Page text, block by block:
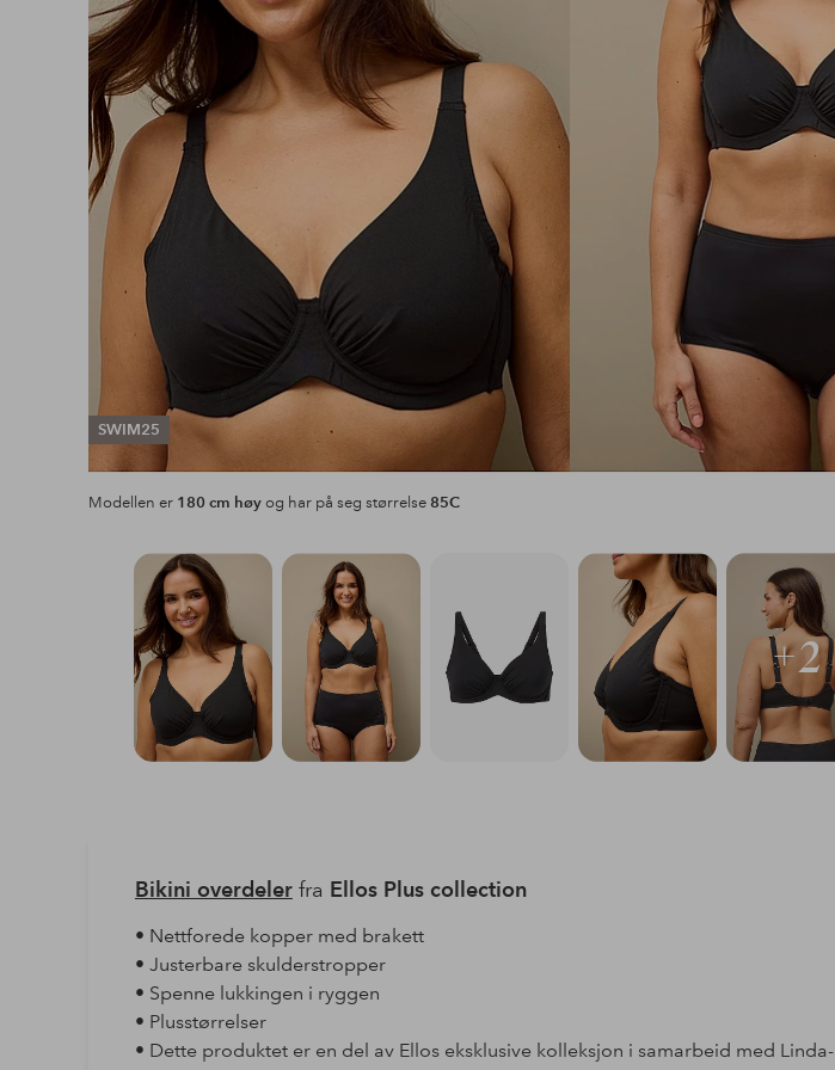
SWIM25
Modellen er 180 cm høyog har på seg størrelse85C
+2
Bikini overdelerfra Ellos Plus collection
• Nettforede kopper med brakett
• Justerbare skulderstropper
• Spenne lukkingen i ryggen
• Plusstørrelser
• Dette produktet er en del av Ellos eksklusive kolleksjon i samarbeid med Linda-